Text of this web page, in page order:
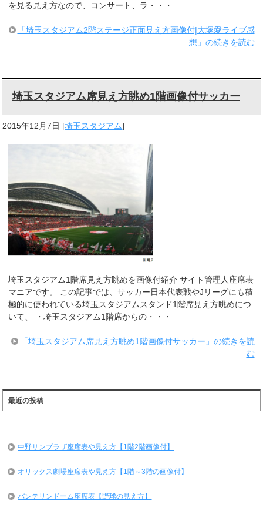
を見る見え方なので、コンサート、ラ・・・
「埼玉スタジアム2階ステージ正面見え方画像付|大塚愛ライブ感
想」の続きを読む
埼玉スタジアム席見え方眺め1階画像付サッカー
2015年12月7日 [埼玉スタジアム]
埼玉スタジアム1階席見え方眺めを画像付紹介 サイト管理人座席表
マニアです。 この記事では、サッカー日本代表戦やJリーグにも積
極的に使われている埼玉スタジアムスタンド1階席見え方眺めにつ
いて、 ・埼玉スタジアム1階席からの・・・
「埼玉スタジアム席見え方眺め1階画像付サッカー」の続きを読
む
最近の投稿
中野サンプラザ座席表や見え方【1階2階画像付】
オリックス劇場座席表や見え方【1階～3階の画像付】
バンテリンドーム座席表【野球の見え方】